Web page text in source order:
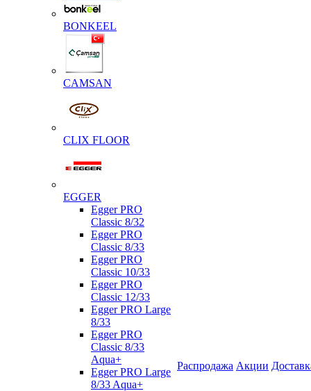
BONKEEL
CAMSAN
CLIX FLOOR
EGGER
Egger PRO
Classic 8/32
Egger PRO
Classic 8/33
Egger PRO
Classic 10/33
Egger PRO
Classic 12/33
Egger PRO Large
8/33
Egger PRO
Classic 8/33
Aqua+
Egger PRO Large
8/33 Aqua+
Распродажа Акции